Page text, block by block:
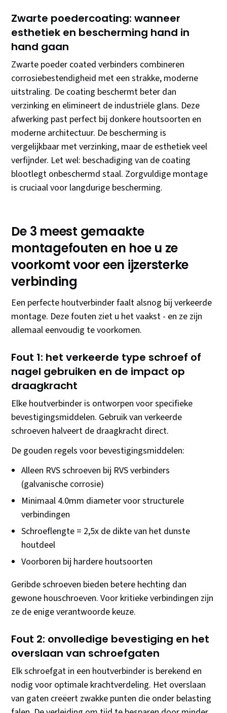
Zwarte poedercoating: wanneer
esthetiek en bescherming hand in
hand gaan
Zwarte poeder coated verbinders combineren
corrosiebestendigheid met een strakke, moderne
uitstraling. De coating beschermt beter dan
verzinking en elimineert de industriële glans. Deze
afwerking past perfect bij donkere houtsoorten en
moderne architectuur. De bescherming is
vergelijkbaar met verzinking, maar de esthetiek veel
verfijnder. Let wel: beschadiging van de coating
blootlegt onbeschermd staal. Zorgvuldige montage
is cruciaal voor langdurige bescherming.
De 3 meest gemaakte
montagefouten en hoe u ze
voorkomt voor een ijzersterke
verbinding
Een perfecte houtverbinder faalt alsnog bij verkeerde
montage. Deze fouten ziet u het vaakst - en ze zijn
allemaal eenvoudig te voorkomen.
Fout 1: het verkeerde type schroef of
nagel gebruiken en de impact op
draagkracht
Elke houtverbinder is ontworpen voor specifieke
bevestigingsmiddelen. Gebruik van verkeerde
schroeven halveert de draagkracht direct.
De gouden regels voor bevestigingsmiddelen:
Alleen RVS schroeven bij RVS verbinders
(galvanische corrosie)
Minimaal 4.0mm diameter voor structurele
verbindingen
Schroeflengte = 2,5x de dikte van het dunste
houtdeel
Voorboren bij hardere houtsoorten
Geribde schroeven bieden betere hechting dan
gewone houschroeven. Voor kritieke verbindingen zijn
ze de enige verantwoorde keuze.
Fout 2: onvolledige bevestiging en het
overslaan van schroefgaten
Elk schroefgat in een houtverbinder is berekend en
nodig voor optimale krachtverdeling. Het overslaan
van gaten creëert zwakke punten die onder belasting